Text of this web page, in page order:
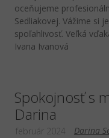
oceňujeme
Sedliakovej. Vážime si
spoľahlivosť. Veľká
Ivana Ivanová
Spokojnosť s
Darina
Darina
február 2024